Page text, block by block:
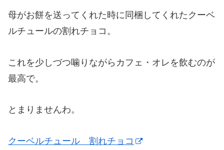
母がお餅を送ってくれた時に同梱してくれたクーベ
ルチュールの割れチョコ。
これを少しづつ噛りながらカフェ・オレを飲むのが
最高で。
とまりませんわ。
クーベルチュール 割れチョコ